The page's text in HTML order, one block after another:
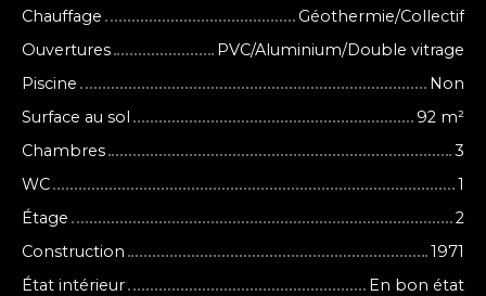
Chauffage
Géothermie/Collectif
Ouvertures
PVC/Aluminium/Double vitrage
Piscine
Non
Surface au sol
92 m²
Chambres
3
WC
1
Étage
2
Construction
1971
État intérieur
En bon état